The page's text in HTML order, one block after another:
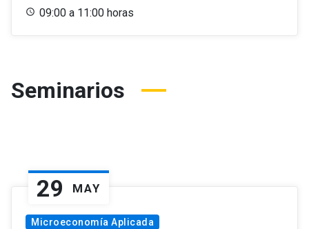
09:00 a 11:00 horas
Seminarios
29 MAY
Microeconomía Aplicada